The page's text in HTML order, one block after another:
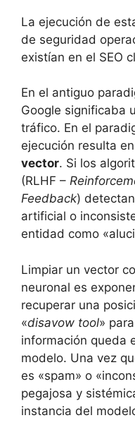
La ejecución de
de seguridad
existían en el SEO
En el antiguo
Google significaba
tráfico. En el
ejecución resulta
vector. Si los
(RLHF –
Feedback)
artificial o
entidad como
Limpiar un vector
neuronal es
recuperar una
«disavow tool»
información queda
modelo. Una vez
es «spam» o
pegajosa y
instancia del